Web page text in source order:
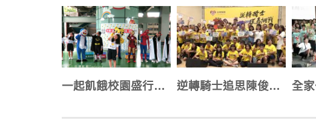
一起飢餓校園盛行多年 最佳體驗學習課 逆轉騎士追思陳俊朗 展開單車環島挑戰